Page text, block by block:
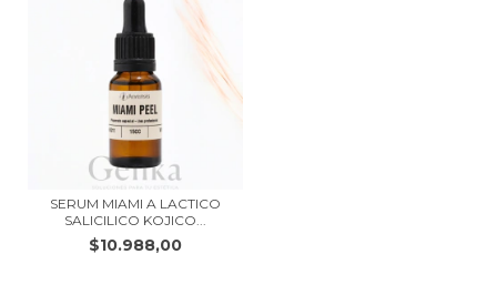
SERUM MIAMI A LACTICO
SALICILICO KOJICO...
$10.988,00